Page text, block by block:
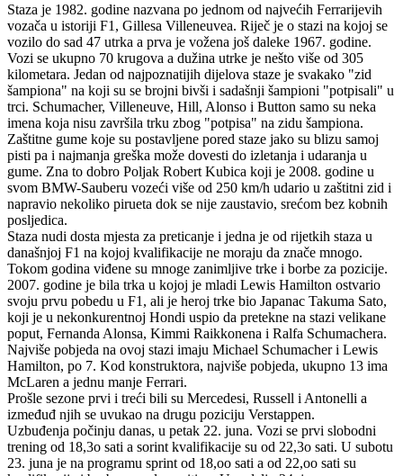
Staza je 1982. godine nazvana po jednom od najvećih Ferrarijevih
vozača u istoriji F1, Gillesa Villeneuvea. Riječ je o stazi na kojoj se
vozilo do sad 47 utrka a prva je vožena još daleke 1967. godine.
Vozi se ukupno 70 krugova a dužina utrke je nešto više od 305
kilometara. Jedan od najpoznatijih dijelova staze je svakako "zid
šampiona" na koji su se brojni bivši i sadašnji šampioni "potpisali" u
trci. Schumacher, Villeneuve, Hill, Alonso i Button samo su neka
imena koja nisu završila trku zbog "potpisa" na zidu šampiona.
Zaštitne gume koje su postavljene pored staze jako su blizu samoj
pisti pa i najmanja greška može dovesti do izletanja i udaranja u
gume. Zna to dobro Poljak Robert Kubica koji je 2008. godine u
svom BMW-Sauberu vozeći više od 250 km/h udario u zaštitni zid i
napravio nekoliko pirueta dok se nije zaustavio, srećom bez kobnih
posljedica.
Staza nudi dosta mjesta za preticanje i jedna je od rijetkih staza u
današnjoj F1 na kojoj kvalifikacije ne moraju da znače mnogo.
Tokom godina viđene su mnoge zanimljive trke i borbe za pozicije.
2007. godine je bila trka u kojoj je mladi Lewis Hamilton ostvario
svoju prvu pobedu u F1, ali je heroj trke bio Japanac Takuma Sato,
koji je u nekonkurentnoj Hondi uspio da pretekne na stazi velikane
poput, Fernanda Alonsa, Kimmi Raikkonena i Ralfa Schumachera.
Najviše pobjeda na ovoj stazi imaju Michael Schumacher i Lewis
Hamilton, po 7. Kod konstruktora, najviše pobjeda, ukupno 13 ima
McLaren a jednu manje Ferrari.
Prošle sezone prvi i treći bili su Mercedesi, Russell i Antonelli a
izmeđuđ njih se uvukao na drugu poziciju Verstappen.
Uzbuđenja počinju danas, u petak 22. juna. Vozi se prvi slobodni
trening od 18,3o sati a sorint kvalifikacije su od 22,3o sati. U subotu
23. juna je na programu sprint od 18,oo sati a od 22,oo sati su